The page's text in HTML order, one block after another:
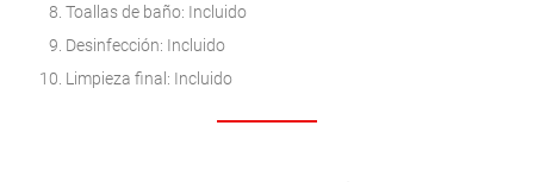
Toallas de baño: Incluido
Desinfección: Incluido
Limpieza final: Incluido